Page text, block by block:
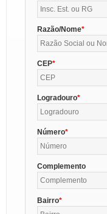
Razão/Nome
CEP
Logradouro
Número
Complemento
Bairro